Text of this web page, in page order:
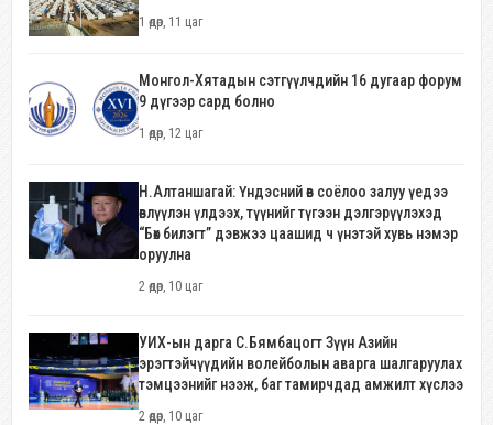
1 өдөр, 11 цаг
Монгол-Хятадын сэтгүүлчдийн 16 дугаар форум
9 дүгээр сард болно
1 өдөр, 12 цаг
Н.Алтаншагай: Үндэсний өв соёлоо залуу үедээ
өвлүүлэн үлдээх, түүнийг түгээн дэлгэрүүлэхэд
“Бөх билэгт” дэвжээ цаашид ч үнэтэй хувь нэмэр
оруулна
2 өдөр, 10 цаг
УИХ-ын дарга С.Бямбацогт Зүүн Азийн
эрэгтэйчүүдийн волейболын аварга шалгаруулах
тэмцээнийг нээж, баг тамирчдад амжилт хүслээ
2 өдөр, 10 цаг